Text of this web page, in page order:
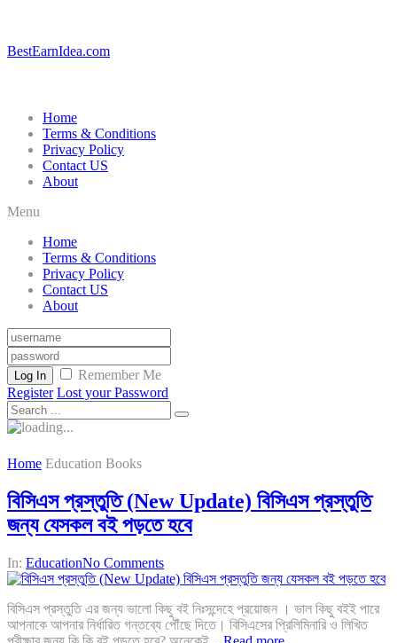
BestEarnIdea.com
Home
Terms & Conditions
Privacy Policy
Contact US
About
Menu
Home
Terms & Conditions
Privacy Policy
Contact US
About
Log In
Remember Me
Register Lost your Password
Home Education Books
বিসিএস প্রস্তুতি (New Update) বিসিএস প্রস্তুতি
জন্য যেসকল বই পড়তে হবে
In: EducationNo Comments
বিসিএস প্রস্তুতি এর জন্য ভালো কিছু বই নিঃসন্দেহে প্রয়োজন । ভাল কিছু বইই পারে
আপনাকে আপনার নির্ধারিত গন্তব্যে পৌঁছে দিতে। বিসিএসের প্রিলিমিনারি ও লিখিত